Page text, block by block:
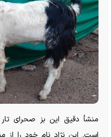
منشأ دقیق این بز صحرای